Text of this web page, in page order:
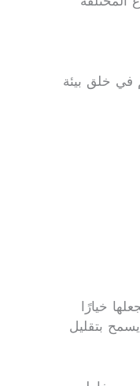
في خلق بيئة
خيارًا
بتقليل